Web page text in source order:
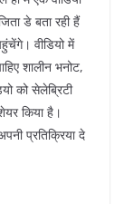
डे बता रही हैं
वीडियो में
शालीन भनोट,
को सेलेब्रिटी
किया है।
प्रतिक्रिया दे